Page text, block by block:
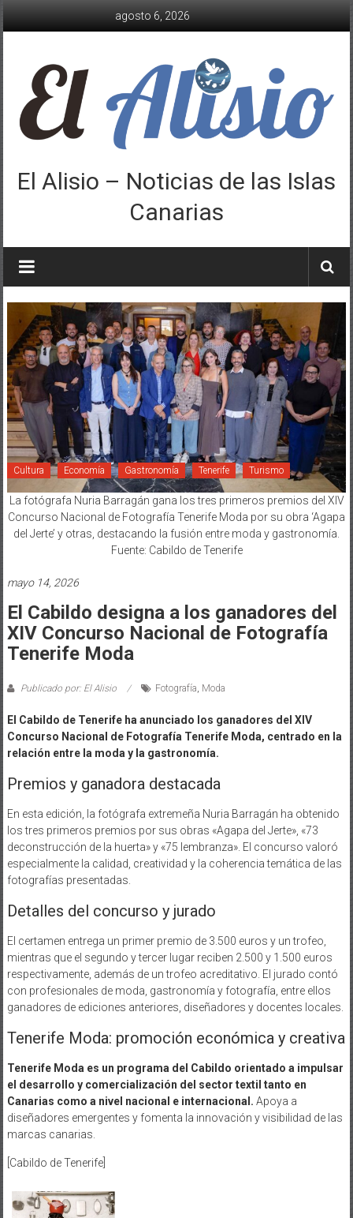
agosto 6, 2026
El Alisio – Noticias de las Islas
Canarias
Cultura Economía Gastronomía Tenerife Turismo
La fotógrafa Nuria Barragán gana los tres primeros premios del XIV
Concurso Nacional de Fotografía Tenerife Moda por su obra ‘Agapa
del Jerte’ y otras, destacando la fusión entre moda y gastronomía.
Fuente: Cabildo de Tenerife
mayo 14, 2026
El Cabildo designa a los ganadores del
XIV Concurso Nacional de Fotografía
Tenerife Moda
Publicado por: El Alisio Fotografía Moda
El Cabildo de Tenerife ha anunciado los ganadores del XIV
Concurso Nacional de Fotografía Tenerife Moda, centrado en la
relación entre la moda y la gastronomía.
Premios y ganadora destacada
En esta edición, la fotógrafa extremeña Nuria Barragán ha obtenido
los tres primeros premios por sus obras «Agapa del Jerte», «73
deconstrucción de la huerta» y «75 lembranza». El concurso valoró
especialmente la calidad, creatividad y la coherencia temática de las
fotografías presentadas.
Detalles del concurso y jurado
El certamen entrega un primer premio de 3.500 euros y un trofeo,
mientras que el segundo y tercer lugar reciben 2.500 y 1.500 euros
respectivamente, además de un trofeo acreditativo. El jurado contó
con profesionales de moda, gastronomía y fotografía, entre ellos
ganadores de ediciones anteriores, diseñadores y docentes locales.
Tenerife Moda: promoción económica y creativa
Tenerife Moda es un programa del Cabildo orientado a impulsar
el desarrollo y comercialización del sector textil tanto en
Canarias como a nivel nacional e internacional. Apoya a
diseñadores emergentes y fomenta la innovación y visibilidad de las
marcas canarias.
[Cabildo de Tenerife]